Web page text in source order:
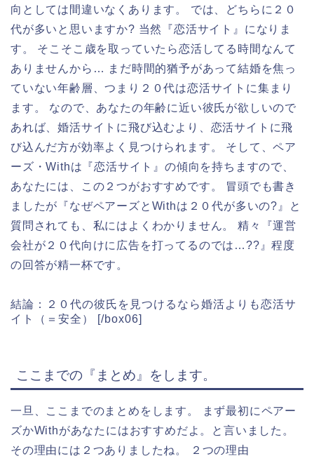
向としては間違いなくあります。 では、どちらに２０
代が多いと思いますか? 当然『恋活サイト』になりま
す。 そこそこ歳を取っていたら恋活してる時間なんて
ありませんから… まだ時間的猶予があって結婚を焦っ
ていない年齢層、つまり２０代は恋活サイトに集まり
ます。 なので、あなたの年齢に近い彼氏が欲しいので
あれば、婚活サイトに飛び込むより、恋活サイトに飛
び込んだ方が効率よく見つけられます。 そして、ペア
ーズ・Withは『恋活サイト』の傾向を持ちますので、
あなたには、この２つがおすすめです。 冒頭でも書き
ましたが『なぜペアーズとWithは２０代が多いの?』と
質問されても、私にはよくわかりません。 精々『運営
会社が２０代向けに広告を打ってるのでは…??』程度
の回答が精一杯です。
結論：２０代の彼氏を見つけるなら婚活よりも恋活サ
イト（＝安全） [/box06]
ここまでの『まとめ』をします。
一旦、ここまでのまとめをします。 まず最初にペアー
ズかWithがあなたにはおすすめだよ。と言いました。
その理由には２つありましたね。
２つの理由